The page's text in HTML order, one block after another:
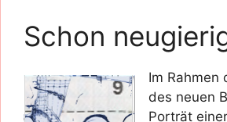
Schon
Im Rahmen
des neuen
Porträt